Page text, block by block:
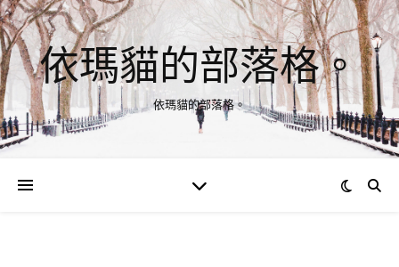
依瑪貓的部落格。
依瑪貓的部落格。